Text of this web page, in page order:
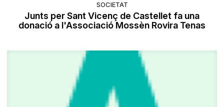
SOCIETAT
Junts per Sant Vicenç de Castellet fa una
donació a l'Associació Mossèn Rovira Tenas